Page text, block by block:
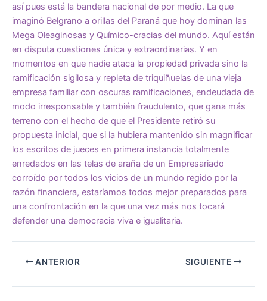
así pues está la bandera nacional de por medio. La que
imaginó Belgrano a orillas del Paraná que hoy dominan las
Mega Oleaginosas y Químico-cracias del mundo. Aquí están
en disputa cuestiones única y extraordinarias. Y en
momentos en que nadie ataca la propiedad privada sino la
ramificación sigilosa y repleta de triquiñuelas de una vieja
empresa familiar con oscuras ramificaciones, endeudada de
modo irresponsable y también fraudulento, que gana más
terreno con el hecho de que el Presidente retiró su
propuesta inicial, que si la hubiera mantenido sin magnificar
los escritos de jueces en primera instancia totalmente
enredados en las telas de araña de un Empresariado
corroído por todos los vicios de un mundo regido por la
razón financiera, estaríamos todos mejor preparados para
una confrontación en la que una vez más nos tocará
defender una democracia viva e igualitaria.
ANTERIOR SIGUIENTE